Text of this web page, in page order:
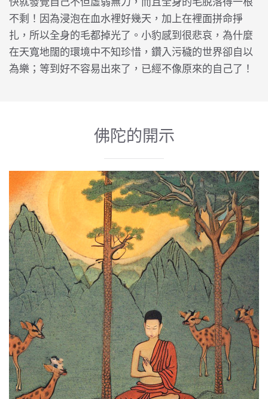
不剩！因為浸泡在血水裡好幾天，加上在裡面拼命掙
扎，所以全身的毛都掉光了。小豹感到很悲哀，為什麼
在天寬地闊的環境中不知珍惜，鑽入污穢的世界卻自以
為樂；等到好不容易出來了，已經不像原來的自己了！
佛陀的開示